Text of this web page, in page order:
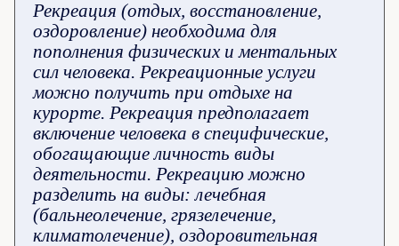
Рекреация (отдых, восстановление,
оздоровление) необходима для
пополнения физических и ментальных
сил человека. Рекреационные услуги
можно получить при отдыхе на
курорте. Рекреация предполагает
включение человека в специфические,
обогащающие личность виды
деятельности. Рекреацию можно
разделить на виды: лечебная
(бальнеолечение, грязелечение,
климатолечение), оздоровительная